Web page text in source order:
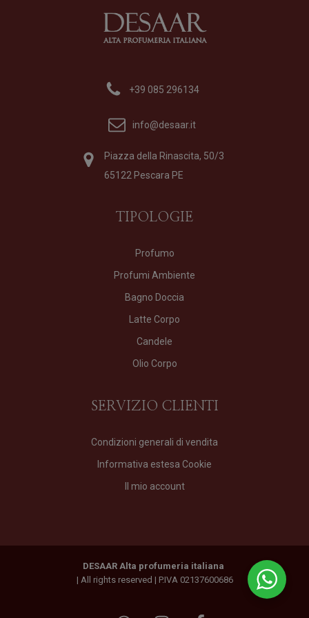
+39 085 296134
info@desaar.it
Piazza della Rinascita, 50/3
65122 Pescara PE
TIPOLOGIE
Profumo
Profumi Ambiente
Bagno Doccia
Latte Corpo
Candele
Olio Corpo
SERVIZIO CLIENTI
Condizioni generali di vendita
Informativa estesa Cookie
Il mio account
DESAAR Alta profumeria italiana
| All rights reserved | P.IVA 02137600686